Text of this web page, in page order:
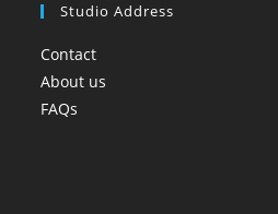
Studio Address
Contact
About us
FAQs